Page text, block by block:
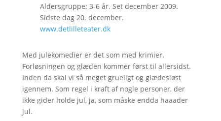
Aldersgruppe: 3-6 år. Set december 2009.
Sidste dag 20. december.
www.detlilleteater.dk
Med julekomedier er det som med krimier.
Forløsningen og glæden kommer først til allersidst.
Inden da skal vi så meget grueligt og glædesløst
igennem. Som regel i kraft af nogle personer, der
ikke gider holde jul, ja, som måske endda haaader
jul.